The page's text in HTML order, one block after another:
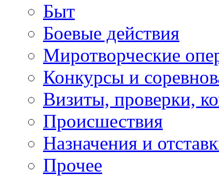
Быт
Боевые действия
Миротворческие
Конкурсы и
Визиты, проверки,
Происшествия
Назначения и
Прочее